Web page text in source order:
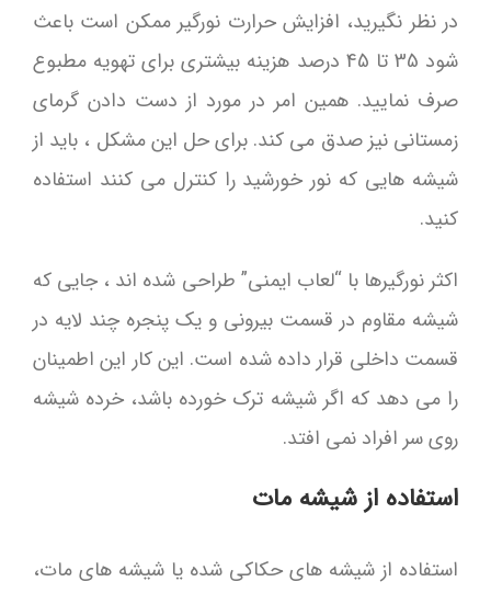
در نظر نگیرید، افزایش حرارت نورگیر ممکن است باعث
شود 35 تا 45 درصد هزینه بیشتری برای تهویه مطبوع
صرف نمایید. همین امر در مورد از دست دادن گرمای
زمستانی نیز صدق می کند. برای حل این مشکل ، باید از
شیشه هایی که نور خورشید را کنترل می کنند استفاده
کنید.
اکثر نورگیرها با “لعاب ایمنی” طراحی شده اند ، جایی که
شیشه مقاوم در قسمت بیرونی و یک پنجره چند لایه در
قسمت داخلی قرار داده شده است. این کار این اطمینان
را می دهد که اگر شیشه ترک خورده باشد، خرده شیشه
روی سر افراد نمی افتد.
استفاده از شیشه مات
استفاده از شیشه های حکاکی شده یا شیشه های مات،